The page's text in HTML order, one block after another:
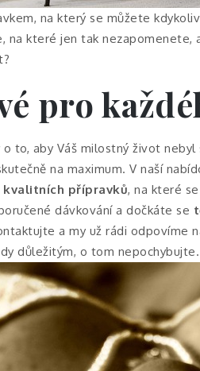
na který se můžete
na které jen tak
pro
to, aby Váš milostný život
na maximum. V naší
kvalitních přípravků, na které
dávkování a dočkáte se
a my už rádi odpovíme
důležitým, o tom nepochybujte.